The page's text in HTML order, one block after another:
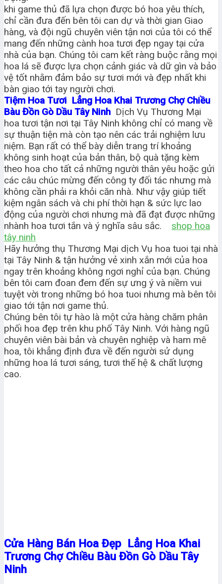
khi game thủ đã lựa chọn được bó hoa yêu thích,
chỉ cần đưa đến bên tôi can dự và thời gian Giao
hàng, và đội ngũ chuyên viên tận nơi của tôi có thể
mang đến những cành hoa tươi đẹp ngay tại cửa
nhà của bạn. Chúng tôi cam kết ràng buộc rằng mọi
hoa lá sẽ được lựa chọn cảnh giác và dữ gìn và bảo
vệ tốt nhằm đảm bảo sự tươi mới và đẹp nhất khi
bàn giao tới tay người chơi.
Tiệm Hoa Tươi Lẳng Hoa Khai Trương Chợ Chiều
Bàu Đồn Gò Dầu Tây Ninh Dịch Vụ Thương Mại
hoa tươi tận nơi tại Tây Ninh không chỉ có mang về
sự thuận tiện mà còn tạo nên các trải nghiệm lưu
niệm. Bạn rất có thể bày diễn trang trí khoảng
không sinh hoạt của bản thân, bộ quà tặng kèm
theo hoa cho tất cả những người thân yêu hoặc gửi
các câu chúc mừng đến công ty đối tác nhưng mà
không cần phải ra khỏi căn nhà. Như vậy giúp tiết
kiệm ngân sách và chi phí thời hạn & sức lực lao
động của người chơi nhưng mà đã đạt được những
nhành hoa tươi tắn và ý nghĩa sâu sắc. shop hoa
tây ninh
Hãy hưởng thụ Thương Mại dịch Vụ hoa tuoi tại nhà
tại Tây Ninh & tận hưởng vẻ xinh xắn mới của hoa
ngay trên khoảng không ngơi nghỉ của bạn. Chúng
bên tôi cam đoan đem đến sự ưng ý và niềm vui
tuyệt vời trong những bó hoa tuoi nhưng mà bên tôi
giao tới tận nơi game thủ.
Chúng bên tôi tự hào là một cửa hàng chăm phân
phối hoa đẹp trên khu phố Tây Ninh. Với hàng ngũ
chuyên viên bài bản và chuyên nghiệp và ham mê
hoa, tôi khẳng định đưa về đến người sử dụng
những hoa lá tươi sáng, tươi thế hệ & chất lượng
cao.
Cửa Hàng Bán Hoa Đẹp Lẳng Hoa Khai
Trương Chợ Chiều Bàu Đồn Gò Dầu Tây
Ninh